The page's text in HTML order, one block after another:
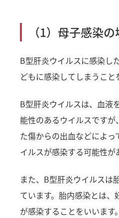
（1）母子感染
B型肝炎ウイルスに感染し
どもに感染してしまうこと
B型肝炎ウイルスは、血液
能性のあるウイルスです
た傷からの出血などによっ
イルスが感染する可能性が
また、B型肝炎ウイルスは
ています。胎内感染とは
が感染することをいいます。